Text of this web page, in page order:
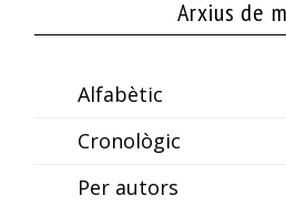
Arxius de
Alfabètic
Cronològic
Per autors